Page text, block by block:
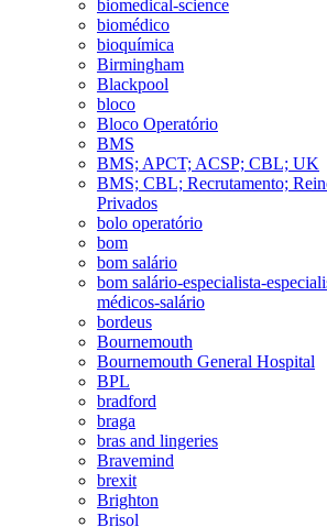
biomedical-science
biomédico
bioquímica
Birmingham
Blackpool
bloco
Bloco Operatório
BMS
BMS; APCT; ACSP; CBL; UK
BMS; CBL; Recrutamento;
Privados
bolo operatório
bom
bom salário
bom salário-especialista-
médicos-salário
bordeus
Bournemouth
Bournemouth General Hospital
BPL
bradford
braga
bras and lingeries
Bravemind
brexit
Brighton
Brisol